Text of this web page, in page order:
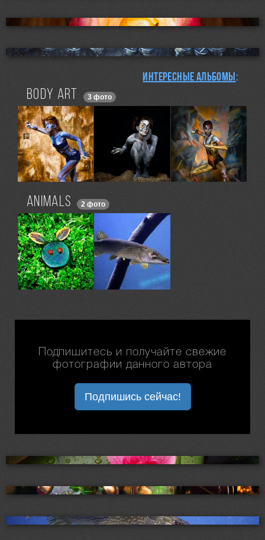
Интересные альбомы:
Body ART 3 фото
ANIMALS 2 фото
Подпишитесь и получайте свежие
фотографии данного автора
Подпишись сейчас!